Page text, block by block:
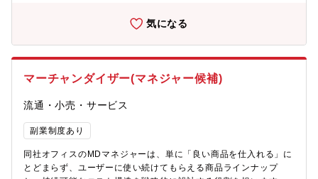
量権を強く持ってご就業が可能です！★フレックスタイム制度や
気になる
マーチャンダイザー(マネジャー候補)
流通・小売・サービス
副業制度あり
同社オフィスのMDマネジャーは、単に「良い商品を仕入れる」に
とどまらず、ユーザーに使い続けてもらえる商品ラインナップ